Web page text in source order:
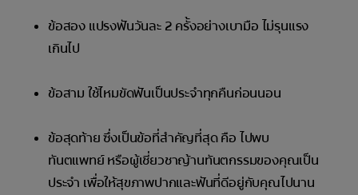
ข้อสอง แปรงฟันวันละ 2 ครั้งอย่างเบามือ ไม่รุนแรง
เกินไป
ข้อสาม ใช้ไหมขัดฟันเป็นประจำทุกคืนก่อนนอน
ข้อสุดท้าย ซึ่งเป็นข้อที่สำคัญที่สุด คือ ไปพบ
ทันตแพทย์ หรือผู้เชี่ยวชาญ้านทันตกรรมของคุณเป็น
ประจำ เพื่อให้สุขภาพปากและฟันที่ดีอยู่กับคุณไปนาน